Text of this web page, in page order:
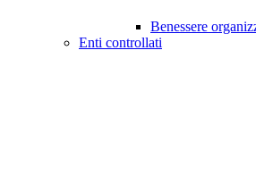
Benessere
Enti controllati